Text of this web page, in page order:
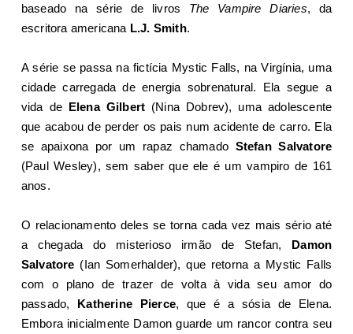
baseado na série de livros The Vampire Diaries, da
escritora americana L.J. Smith.
A série se passa na fictícia Mystic Falls, na Virgínia, uma
cidade carregada de energia sobrenatural. Ela segue a
vida de Elena Gilbert (Nina Dobrev), uma adolescente
que acabou de perder os pais num acidente de carro. Ela
se apaixona por um rapaz chamado Stefan Salvatore
(Paul Wesley), sem saber que ele é um vampiro de 161
anos.
O relacionamento deles se torna cada vez mais sério até
a chegada do misterioso irmão de Stefan, Damon
Salvatore (Ian Somerhalder), que retorna a Mystic Falls
com o plano de trazer de volta à vida seu amor do
passado, Katherine Pierce, que é a sósia de Elena.
Embora inicialmente Damon guarde um rancor contra seu